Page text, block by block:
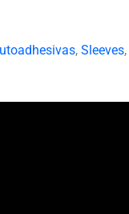
, Sleeves,